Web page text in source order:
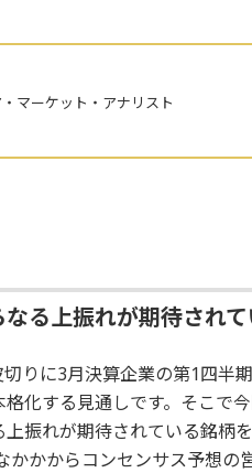
マーケット・アナリスト
る上振れが期待され
切りに3月決算企業の第1四半
化する見通しです。そこで
振れが期待されている銘柄
かかからコンセンサス予想の